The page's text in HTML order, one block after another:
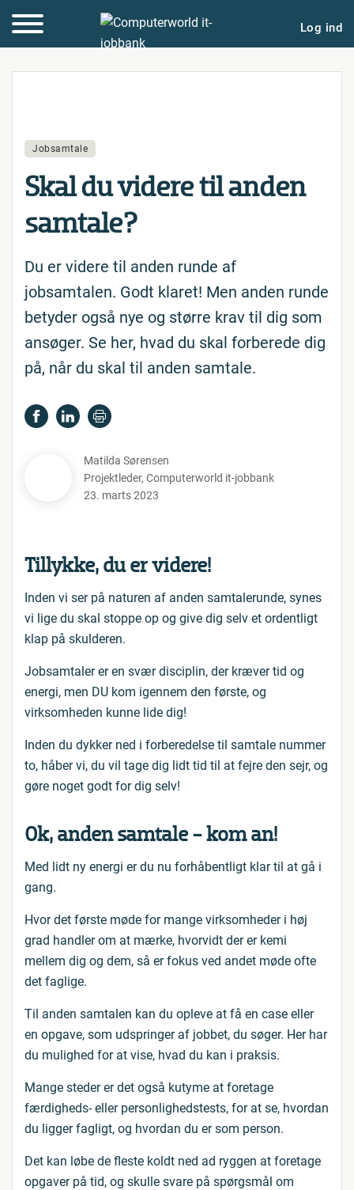
Log ind
Jobsamtale
Skal du videre til anden
samtale?
Du er videre til anden runde af
jobsamtalen. Godt klaret! Men anden runde
betyder også nye og større krav til dig som
ansøger. Se her, hvad du skal forberede dig
på, når du skal til anden samtale.
Matilda Sørensen
Projektleder, Computerworld it-jobbank
23. marts 2023
Tillykke, du er videre!
Inden vi ser på naturen af anden samtalerunde, synes
vi lige du skal stoppe op og give dig selv et ordentligt
klap på skulderen.
Jobsamtaler er en svær disciplin, der kræver tid og
energi, men DU kom igennem den første, og
virksomheden kunne lide dig!
Inden du dykker ned i forberedelse til samtale nummer
to, håber vi, du vil tage dig lidt tid til at fejre den sejr, og
gøre noget godt for dig selv!
Ok, anden samtale - kom an!
Med lidt ny energi er du nu forhåbentligt klar til at gå i
gang.
Hvor det første møde for mange virksomheder i høj
grad handler om at mærke, hvorvidt der er kemi
mellem dig og dem, så er fokus ved andet møde ofte
det faglige.
Til anden samtalen kan du opleve at få en case eller
en opgave, som udspringer af jobbet, du søger. Her har
du mulighed for at vise, hvad du kan i praksis.
Mange steder er det også kutyme at foretage
færdigheds- eller personlighedstests, for at se, hvordan
du ligger fagligt, og hvordan du er som person.
Det kan løbe de fleste koldt ned ad ryggen at foretage
opgaver på tid, og skulle svare på spørgsmål om